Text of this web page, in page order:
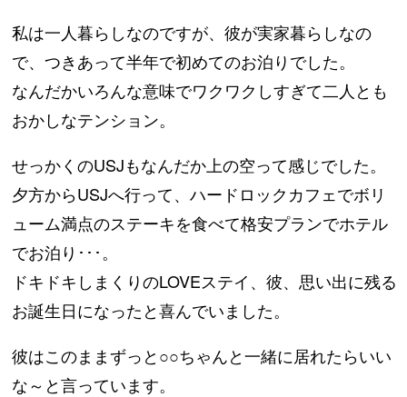
私は一人暮らしなのですが、彼が実家暮らしなの
で、つきあって半年で初めてのお泊りでした。
なんだかいろんな意味でワクワクしすぎて二人とも
おかしなテンション。
せっかくのUSJもなんだか上の空って感じでした。
夕方からUSJへ行って、ハードロックカフェでボリ
ューム満点のステーキを食べて格安プランでホテル
でお泊り･･･。
ドキドキしまくりのLOVEステイ、彼、思い出に残る
お誕生日になったと喜んでいました。
彼はこのままずっと○○ちゃんと一緒に居れたらいい
な～と言っています。